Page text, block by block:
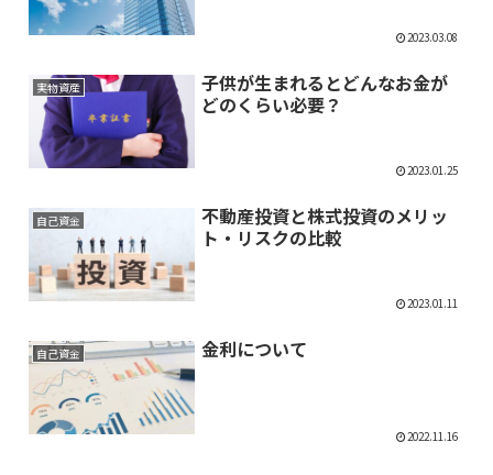
2023.03.08
実物資産
子供が生まれるとどんなお金が
どのくらい必要？
2023.01.25
自己資金
不動産投資と株式投資のメリッ
ト・リスクの比較
2023.01.11
自己資金 金利について
2022.11.16